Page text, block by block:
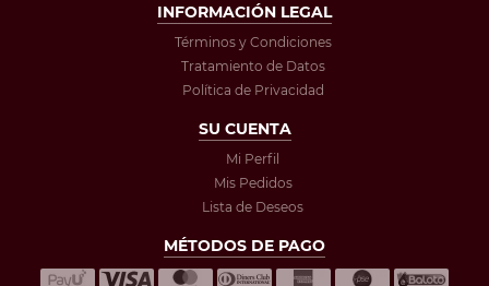
INFORMACIÓN LEGAL
Términos y Condiciones
Tratamiento de Datos
Política de Privacidad
SU CUENTA
Mi Perfil
Mis Pedidos
Lista de Deseos
MÉTODOS DE PAGO